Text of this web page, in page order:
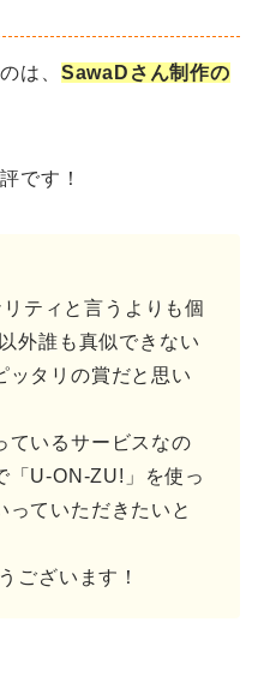
は、 SawaDさん制作の
です！
ティと言うよりも個
外誰も真似できない
ッタリの賞だと思い
ているサービスなの
「U-ON-ZU!」を使っ
っていただきたいと
ございます！